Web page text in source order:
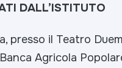
DALL’ISTITUTO
presso il Teatro
Agricola